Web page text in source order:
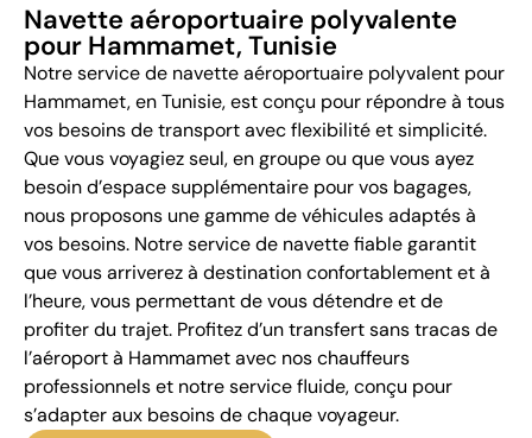
Navette aéroportuaire polyvalente
pour Hammamet, Tunisie
Notre service de navette aéroportuaire polyvalent pour
Hammamet, en Tunisie, est conçu pour répondre à tous
vos besoins de transport avec flexibilité et simplicité.
Que vous voyagiez seul, en groupe ou que vous ayez
besoin d’espace supplémentaire pour vos bagages,
nous proposons une gamme de véhicules adaptés à
vos besoins. Notre service de navette fiable garantit
que vous arriverez à destination confortablement et à
l’heure, vous permettant de vous détendre et de
profiter du trajet. Profitez d’un transfert sans tracas de
l’aéroport à Hammamet avec nos chauffeurs
professionnels et notre service fluide, conçu pour
s’adapter aux besoins de chaque voyageur.